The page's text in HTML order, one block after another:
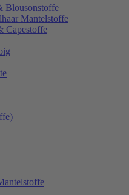
Blousonstoffe
Mantelstoffe
Capestoffe